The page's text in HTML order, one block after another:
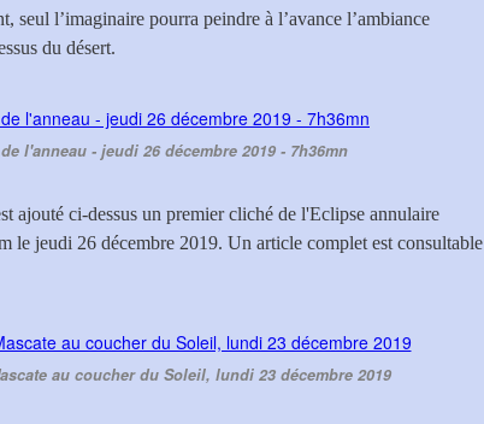
seul l’imaginaire pourra peindre à l’avance l’ambiance
du désert.
l'anneau - jeudi 26 décembre 2019 - 7h36mn
ajouté ci-dessus un premier cliché de l'Eclipse annulaire
le jeudi 26 décembre 2019. Un article complet est consultable
au coucher du Soleil, lundi 23 décembre 2019